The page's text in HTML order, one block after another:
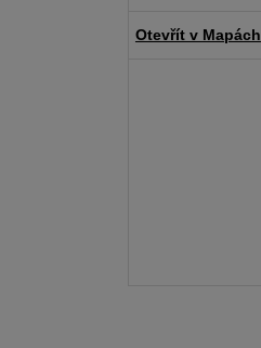
Otevřít v Mapách